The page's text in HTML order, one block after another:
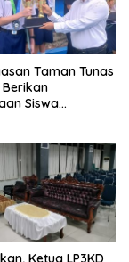
Taman Tunas
Siswa
Ketua LP3KD